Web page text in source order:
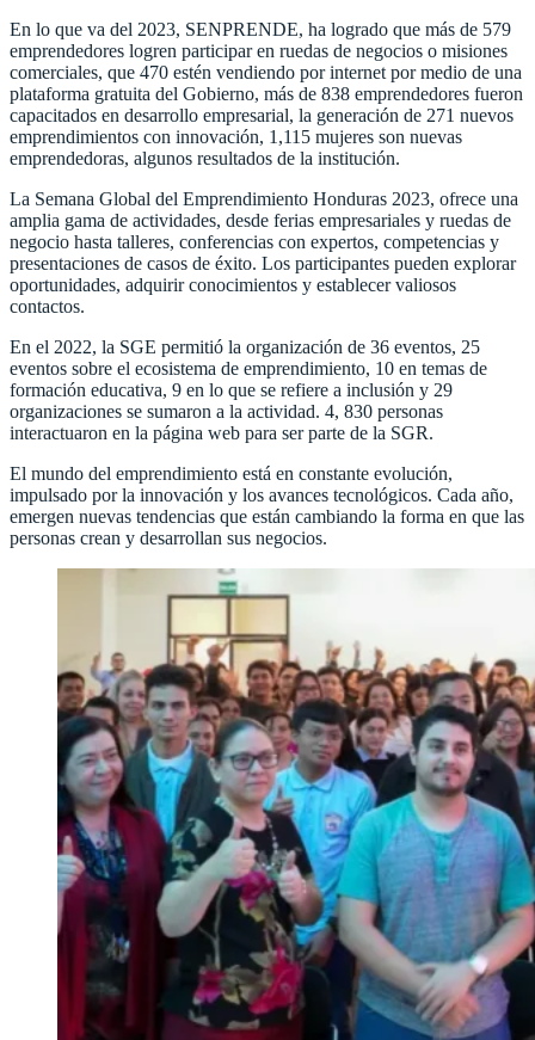
En lo que va del 2023, SENPRENDE, ha logrado que más de 579
emprendedores logren participar en ruedas de negocios o misiones
comerciales, que 470 estén vendiendo por internet por medio de una
plataforma gratuita del Gobierno, más de 838 emprendedores fueron
capacitados en desarrollo empresarial, la generación de 271 nuevos
emprendimientos con innovación, 1,115 mujeres son nuevas
emprendedoras, algunos resultados de la institución.
La Semana Global del Emprendimiento Honduras 2023, ofrece una
amplia gama de actividades, desde ferias empresariales y ruedas de
negocio hasta talleres, conferencias con expertos, competencias y
presentaciones de casos de éxito. Los participantes pueden explorar
oportunidades, adquirir conocimientos y establecer valiosos
contactos.
En el 2022, la SGE permitió la organización de 36 eventos, 25
eventos sobre el ecosistema de emprendimiento, 10 en temas de
formación educativa, 9 en lo que se refiere a inclusión y 29
organizaciones se sumaron a la actividad. 4, 830 personas
interactuaron en la página web para ser parte de la SGR.
El mundo del emprendimiento está en constante evolución,
impulsado por la innovación y los avances tecnológicos. Cada año,
emergen nuevas tendencias que están cambiando la forma en que las
personas crean y desarrollan sus negocios.